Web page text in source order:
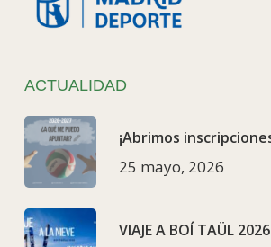
ACTUALIDAD
¡Abrimos
25 mayo, 2026
VIAJE A BOÍ TAÜL 2026